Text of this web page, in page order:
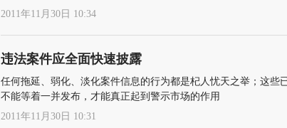
2011年11月30日 10:34
违法案件应全面快速披露
任何拖延、弱化、淡化案件信息的行为都是杞人忧天之举；这些
不能等着一并发布，才能真正起到警示市场的作用
2011年11月30日 10:31